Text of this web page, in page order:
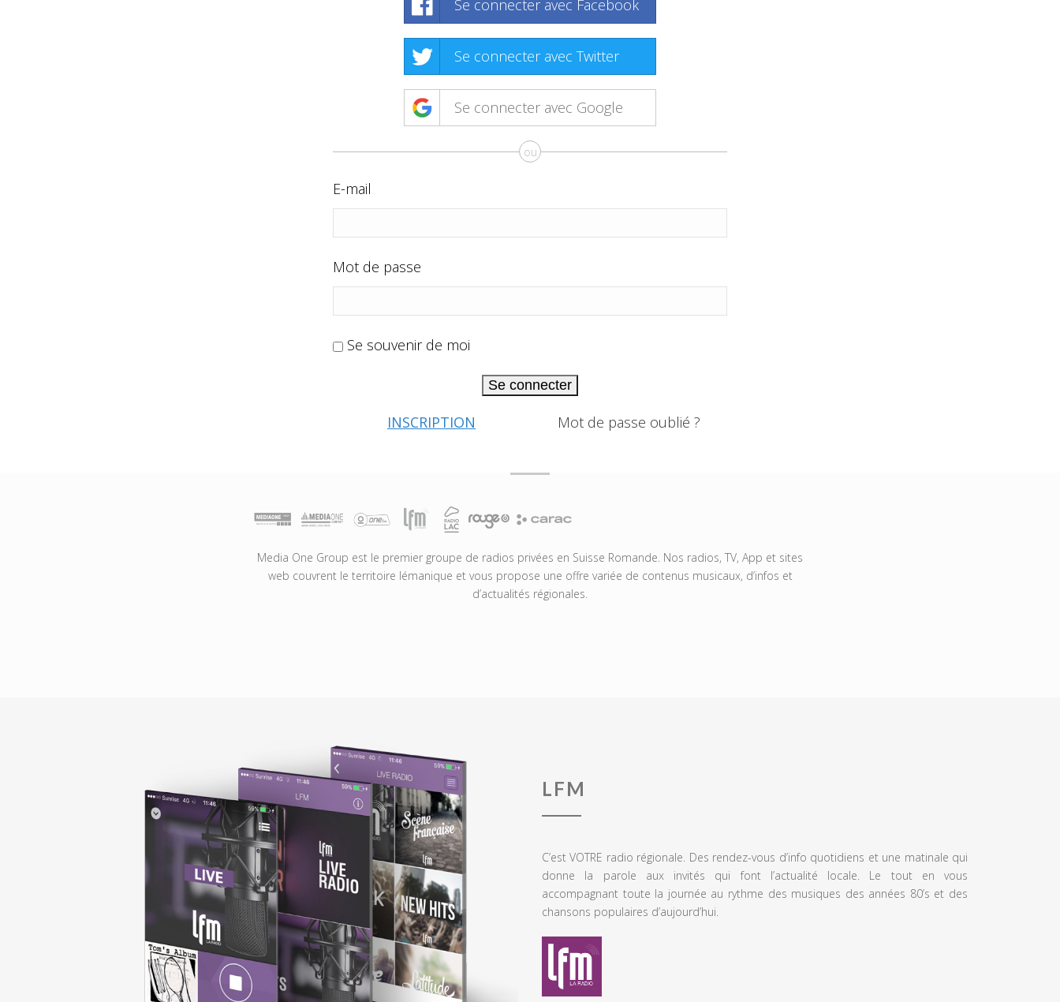
Se connecter avec Facebook
Se connecter avec Twitter
Se connecter avec Google
ou
E-mail
Mot de passe
Se souvenir de moi
Se connecter
INSCRIPTION Mot de passe oublié ?
Media One Group est le premier groupe de radios privées en Suisse Romande. Nos radios, TV, App et sites
web couvrent le territoire lémanique et vous propose une offre variée de contenus musicaux, d’infos et
d’actualités régionales.
LFM
C’est VOTRE radio régionale. Des rendez-vous d’info quotidiens et une matinale qui
donne la parole aux invités qui font l’actualité locale. Le tout en vous
accompagnant toute la journée au rythme des musiques des années 80’s et des
chansons populaires d’aujourd’hui.